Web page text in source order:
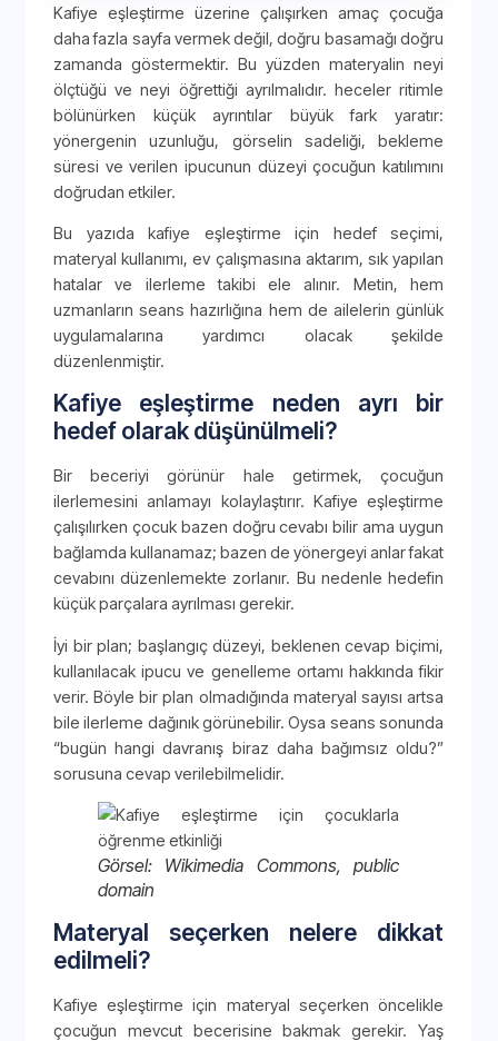
Kafiye eşleştirme üzerine çalışırken amaç çocuğa
daha fazla sayfa vermek değil, doğru basamağı doğru
zamanda göstermektir. Bu yüzden materyalin neyi
ölçtüğü ve neyi öğrettiği ayrılmalıdır. heceler ritimle
bölünürken küçük ayrıntılar büyük fark yaratır:
yönergenin uzunluğu, görselin sadeliği, bekleme
süresi ve verilen ipucunun düzeyi çocuğun katılımını
doğrudan etkiler.
Bu yazıda kafiye eşleştirme için hedef seçimi,
materyal kullanımı, ev çalışmasına aktarım, sık yapılan
hatalar ve ilerleme takibi ele alınır. Metin, hem
uzmanların seans hazırlığına hem de ailelerin günlük
uygulamalarına yardımcı olacak şekilde
düzenlenmiştir.
Kafiye eşleştirme neden ayrı bir
hedef olarak düşünülmeli?
Bir beceriyi görünür hale getirmek, çocuğun
ilerlemesini anlamayı kolaylaştırır. Kafiye eşleştirme
çalışılırken çocuk bazen doğru cevabı bilir ama uygun
bağlamda kullanamaz; bazen de yönergeyi anlar fakat
cevabını düzenlemekte zorlanır. Bu nedenle hedefin
küçük parçalara ayrılması gerekir.
İyi bir plan; başlangıç düzeyi, beklenen cevap biçimi,
kullanılacak ipucu ve genelleme ortamı hakkında fikir
verir. Böyle bir plan olmadığında materyal sayısı artsa
bile ilerleme dağınık görünebilir. Oysa seans sonunda
“bugün hangi davranış biraz daha bağımsız oldu?”
sorusuna cevap verilebilmelidir.
Görsel: Wikimedia Commons, public
domain
Materyal seçerken nelere dikkat
edilmeli?
Kafiye eşleştirme için materyal seçerken öncelikle
çocuğun mevcut becerisine bakmak gerekir. Yaş